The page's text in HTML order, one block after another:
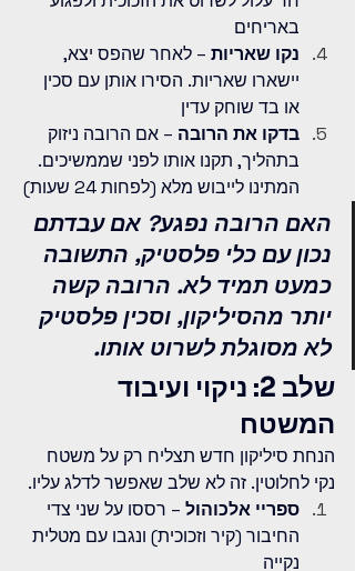
באריחים
נקו שאריות – לאחר שהפס יצא,
יישארו שאריות. הסירו אותן עם סכין
או בד שוחק עדין
בדקו את הרובה – אם הרובה ניזוק
בתהליך, תקנו אותו לפני שממשיכים.
המתינו לייבוש מלא (לפחות 24 שעות)
האם הרובה נפגע? אם עבדתם
נכון עם כלי פלסטיק, התשובה
כמעט תמיד לא. הרובה קשה
יותר מהסיליקון, וסכין פלסטיק
לא מסוגלת לשרוט אותו.
שלב 2: ניקוי ועיבוד
המשטח
הנחת סיליקון חדש תצליח רק על משטח
נקי לחלוטין. זה לא שלב שאפשר לדלג עליו.
ספריי אלכוהול – רססו על שני צדי
החיבור (קיר וזכוכית) ונגבו עם מטלית
נקייה